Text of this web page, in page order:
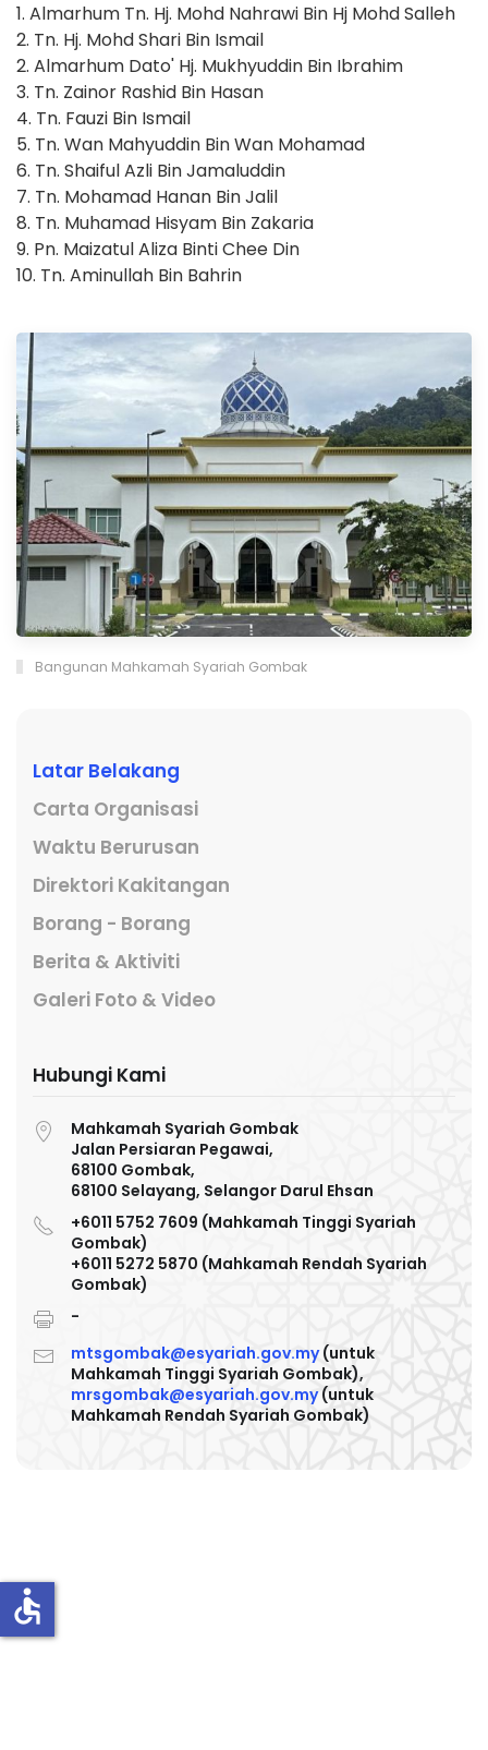
1. Almarhum Tn. Hj. Mohd Nahrawi Bin Hj Mohd Salleh
2. Tn. Hj. Mohd Shari Bin Ismail
2. Almarhum Dato' Hj. Mukhyuddin Bin Ibrahim
3. Tn. Zainor Rashid Bin Hasan
4. Tn. Fauzi Bin Ismail
5. Tn. Wan Mahyuddin Bin Wan Mohamad
6. Tn. Shaiful Azli Bin Jamaluddin
7. Tn. Mohamad Hanan Bin Jalil
8. Tn. Muhamad Hisyam Bin Zakaria
9. Pn. Maizatul Aliza Binti Chee Din
10. Tn. Aminullah Bin Bahrin
Bangunan Mahkamah Syariah Gombak
Latar Belakang
Carta Organisasi
Waktu Berurusan
Direktori Kakitangan
Borang - Borang
Berita & Aktiviti
Galeri Foto & Video
Hubungi Kami
Mahkamah Syariah Gombak
Jalan Persiaran Pegawai,
68100 Gombak,
68100 Selayang, Selangor Darul Ehsan
+6011 5752 7609 (Mahkamah Tinggi Syariah
Gombak)
+6011 5272 5870 (Mahkamah Rendah Syariah
Gombak)
-
mtsgombak@esyariah.gov.my(untuk
Mahkamah Tinggi Syariah Gombak),
mrsgombak@esyariah.gov.my(untuk
Mahkamah Rendah Syariah Gombak)
accessible